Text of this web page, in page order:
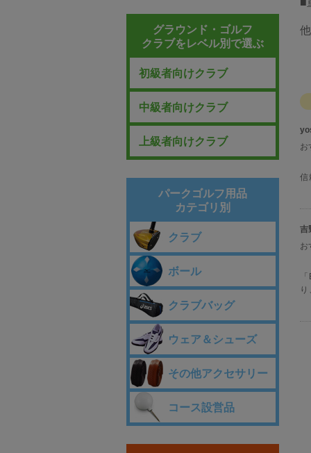
お
信
吉
お
グラウンド・ゴルフ
クラブをレベル別で選ぶ
初級者向けクラブ
中級者向けクラブ
上級者向けクラブ
パークゴルフ用品
カテゴリ別
クラブ
ボール
クラブバッグ
ウェア＆シューズ
その他アクセサリー
コース設営品